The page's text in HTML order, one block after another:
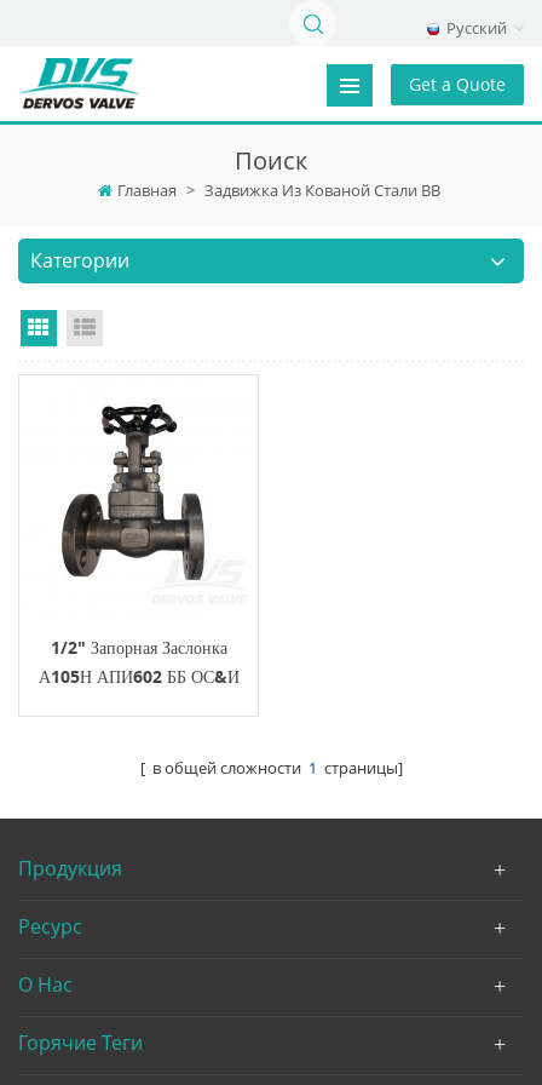
Русский
Get a Quote
Поиск
Главная > Задвижка Из Кованой Стали BB
Категории
Grid View
1/2" Запорная Заслонка
А105Н АПИ602 ББ ОС&И
[ в общей сложности 1 страницы]
Продукция
Ресурс
О Нас
Горячие Теги